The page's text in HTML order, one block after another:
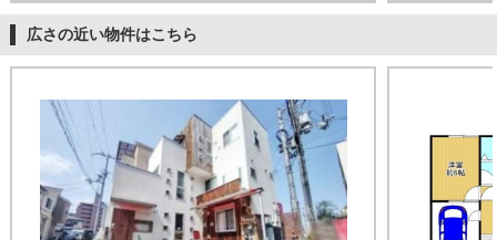
広さの近い物件はこちら